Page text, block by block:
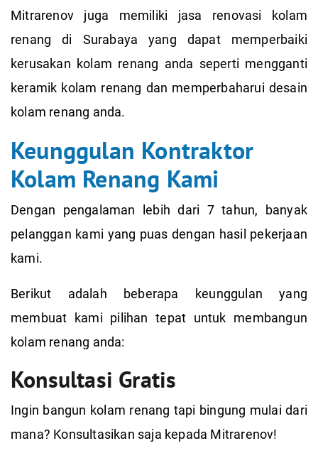
Mitrarenov juga memiliki jasa renovasi kolam
renang di Surabaya yang dapat memperbaiki
kerusakan kolam renang anda seperti mengganti
keramik kolam renang dan memperbaharui desain
kolam renang anda.
Keunggulan Kontraktor
Kolam Renang Kami
Dengan pengalaman lebih dari 7 tahun, banyak
pelanggan kami yang puas dengan hasil pekerjaan
kami.
Berikut adalah beberapa keunggulan yang
membuat kami pilihan tepat untuk membangun
kolam renang anda:
Konsultasi Gratis
Ingin bangun kolam renang tapi bingung mulai dari
mana? Konsultasikan saja kepada Mitrarenov!